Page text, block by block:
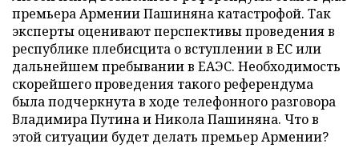
премьера Армении Пашиняна катастрофой. Так
эксперты оценивают перспективы проведения в
республике плебисцита о вступлении в ЕС или
дальнейшем пребывании в ЕАЭС. Необходимость
скорейшего проведения такого референдума
была подчеркнута в ходе телефонного разговора
Владимира Путина и Никола Пашиняна. Что в
этой ситуации будет делать премьер Армении?